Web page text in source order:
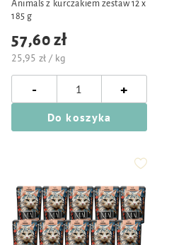
Animals z kurczakiem zestaw 12 x
185 g
57,60 zł
25,95 zł / kg
- +
Do koszyka